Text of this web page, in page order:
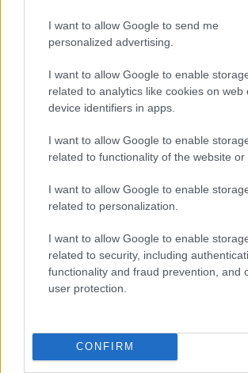
I want to allow Google to send me
personalized advertising.
I want to allow Google to enable
related to analytics like cookies on web
device identifiers in apps.
I want to allow Google to enable
related to functionality of the website or
I want to allow Google to enable
related to personalization.
I want to allow Google to enable
related to security, including
functionality and fraud prevention, and
user protection.
CONFIRM
«Εγώ είμαι η ανάπηρη, αυτοί είναι οι
Η Maria Rolls χωρίς φίλτρο